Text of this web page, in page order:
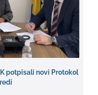
potpisali novi Protokol